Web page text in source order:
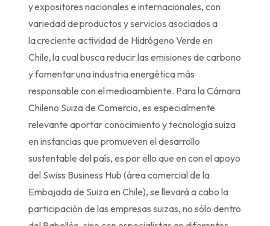
y expositores nacionales e internacionales, con
variedad de productos y servicios asociados a
la creciente actividad de Hidrógeno Verde en
Chile, la cual busca reducir las emisiones de carbono
y fomentar una industria energética más
responsable con el medioambiente. Para la Cámara
Chileno Suiza de Comercio, es especialmente
relevante aportar conocimiento y tecnología suiza
en instancias que promueven el desarrollo
sustentable del país, es por ello que en con el apoyo
del Swiss Business Hub (área comercial de la
Embajada de Suiza en Chile), se llevará a cabo la
participación de las empresas suizas, no sólo dentro